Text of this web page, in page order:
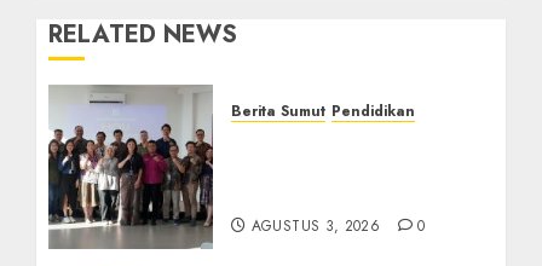
RELATED NEWS
Berita Sumut Pendidikan
AGUSTUS 3, 2026 0